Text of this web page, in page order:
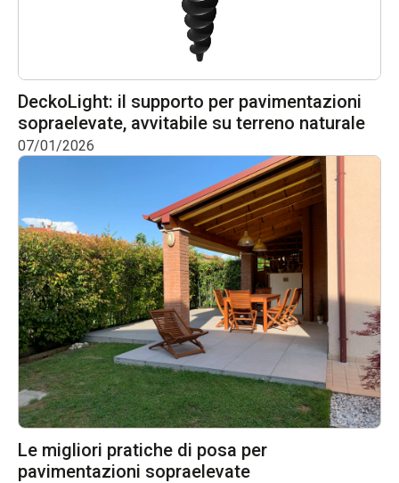
DeckoLight: il supporto per pavimentazioni
sopraelevate, avvitabile su terreno naturale
07/01/2026
Le migliori pratiche di posa per
pavimentazioni sopraelevate